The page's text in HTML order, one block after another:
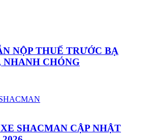
NỘP THUẾ TRƯỚC BẠ
CHÓNG
SHACMAN CẬP NHẬT